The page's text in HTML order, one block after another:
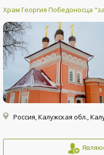
Храм Георгия Победоносца
Россия, Калужская обл.,